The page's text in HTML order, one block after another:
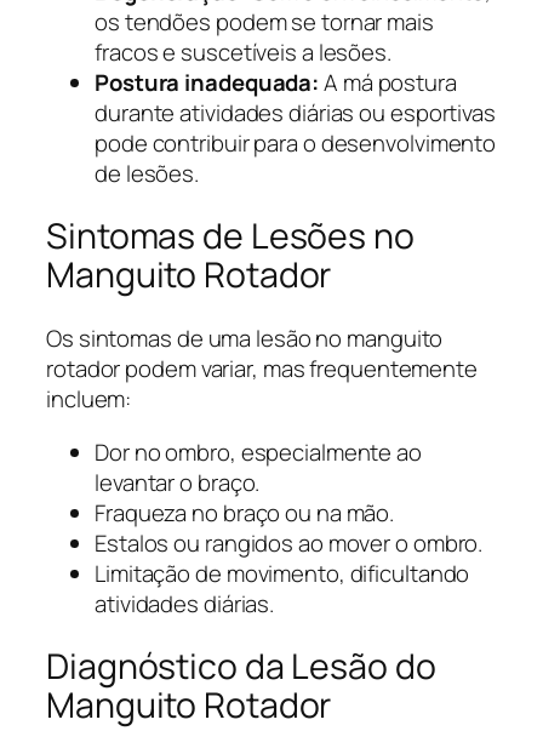
os tendões podem se tornar mais
fracos e suscetíveis a lesões.
Postura inadequada:A má postura
durante atividades diárias ou esportivas
pode contribuir para o desenvolvimento
de lesões.
Sintomas de Lesões no
Manguito Rotador
Os sintomas de uma lesão no manguito
rotador podem variar, mas frequentemente
incluem:
Dor no ombro, especialmente ao
levantar o braço.
Fraqueza no braço ou na mão.
Estalos ou rangidos ao mover o ombro.
Limitação de movimento, dificultando
atividades diárias.
Diagnóstico da Lesão do
Manguito Rotador